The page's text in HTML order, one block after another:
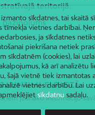
teritorijā.
paziņojums
JAUNUMI E-PASTĀ
jaunāko informāciju
sīkdatnes, tai skaitā
tīmekļa vietnes darbībai.
ja sīkdatnes
piekrišana netiek
sīkdatnēm (cookies), lai
kā arī analizētu
šajā vietnē tiek izmantotas
vietnes darbību. Lai
sīkdatņusadaļu.